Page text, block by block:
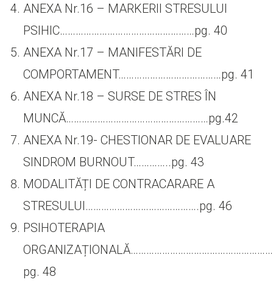
ANEXA Nr.16 – MARKERII STRESULUI
PSIHIC……………………………………………pg. 40
ANEXA Nr.17 – MANIFESTĂRI DE
COMPORTAMENT…………………………………pg. 41
ANEXA Nr.18 – SURSE DE STRES ÎN
MUNCĂ………………………………………………pg.42
ANEXA Nr.19- CHESTIONAR DE EVALUARE
SINDROM BURNOUT…………..pg. 43
MODALITĂȚI DE CONTRACARARE A
STRESULUI…………………………………….pg. 46
PSIHOTERAPIA
pg. 48